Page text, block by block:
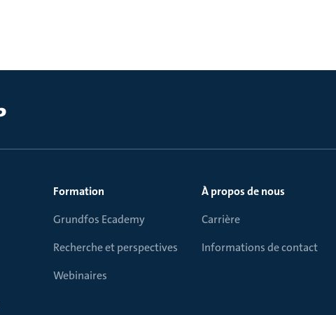
Formation
Grundfos Ecademy
Recherche et perspectives
Webinaires
À propos de nous
Carrière
Informations de contact